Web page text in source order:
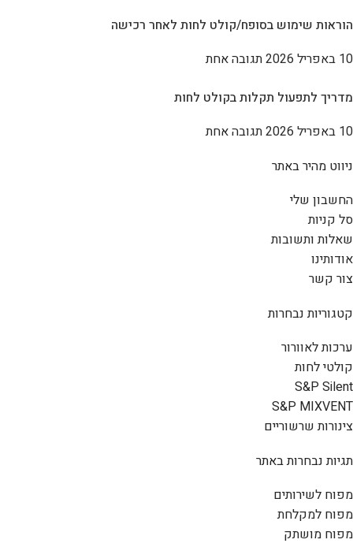
הוראות שימוש בסופח/קולט לחות לאחר רכישה
10 באפריל 2026
תגובה אחת
מדריך לתפעול תקלות בקולט לחות
10 באפריל 2026
תגובה אחת
ניווט מהיר באתר
החשבון שלי
סל קניות
שאלות ותשובות
אודותינו
צור קשר
קטגוריות נבחרות
ערכות לאוורור
קולטי לחות
S&P Silent
S&P MIXVENT
צינורות שרשוריים
תגיות נבחרות באתר
מפוח לשירותים
מפוח למקלחת
מפוח מושתק